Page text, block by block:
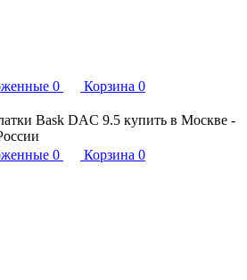
0 Корзина 0
Bask DAC 9.5 купить в Москве -
0 Корзина 0